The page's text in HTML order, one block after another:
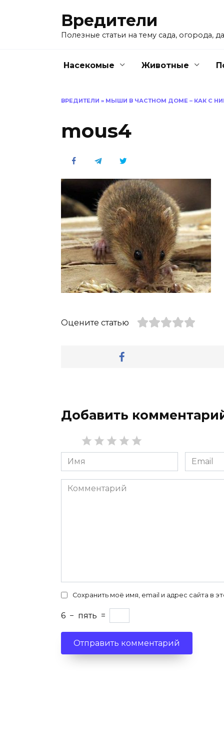
Вредители
Полезные статьи на тему сада, огорода,
Насекомые Животные
ВРЕДИТЕЛИ » МЫШИ В ЧАСТНОМ ДОМЕ – КАК С
mous4
Оцените статью
Добавить
Имя
*
Email
*
Комментарий
Сохранить моё имя, email и адрес сайта в
6 − пять =